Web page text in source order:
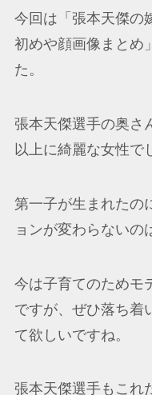
今回は「張本天傑の
初めや顔画像まとめ
た。
張本天傑選手の奥さ
以上に綺麗な女性で
第一子が生まれたの
ョンが変わらないの
今は子育てのためモ
ですが、ぜひ落ち着
て欲しいですね。
張本天傑選手もこれ